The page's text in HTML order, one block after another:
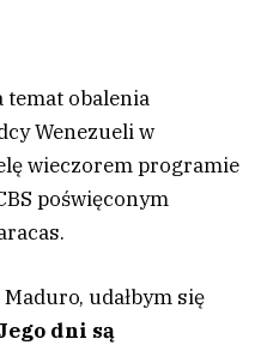
temat obalenia
Wenezueli w
wieczorem programie
poświęconym
udałbym się
dni są